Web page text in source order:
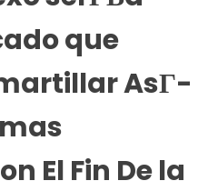
que
AsГ­
El Fin De la